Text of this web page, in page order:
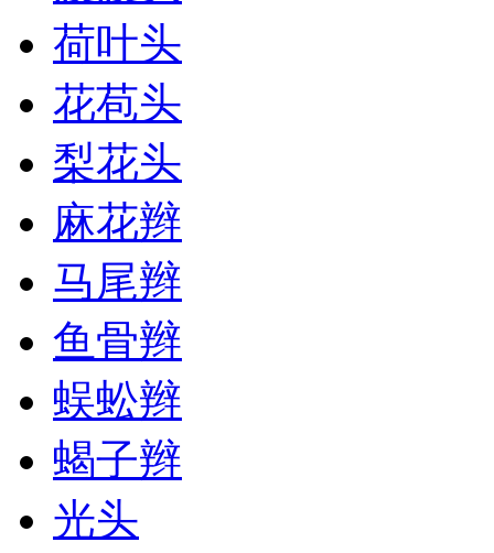
荷叶头
花苞头
梨花头
麻花辫
马尾辫
鱼骨辫
蜈蚣辫
蝎子辫
光头